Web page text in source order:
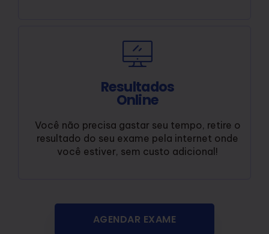
Resultados
Online
Você não precisa gastar seu tempo, retire o
resultado do seu exame pela internet onde
você estiver, sem custo adicional!
AGENDAR EXAME